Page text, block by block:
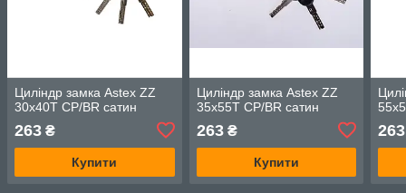
Циліндр замка Astex ZZ
30x40T CP/BR cатин
263 ₴
Купити
Циліндр замка Astex ZZ
35x55T CP/BR cатин
263₴
Купити
263